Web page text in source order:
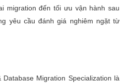
migration đến tối ưu vận hành sau
yêu cầu đánh giá nghiêm ngặt từ
Migration Specialization là